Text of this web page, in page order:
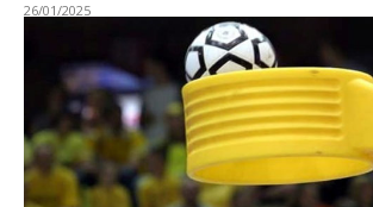
26/01/2025